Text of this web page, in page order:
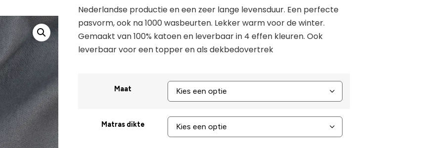
Nederlandse productie en een zeer lange levensduur. Een perfecte
pasvorm, ook na 1000 wasbeurten. Lekker warm voor de winter.
Gemaakt van 100% katoen en leverbaar in 4 effen kleuren. Ook
leverbaar voor een topper en als dekbedovertrek
Maat
Matras dikte